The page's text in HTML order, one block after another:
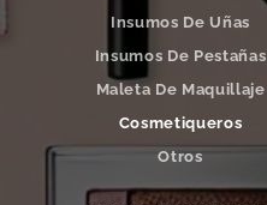
Insumos De Uñas
Insumos De Pestañas
Maleta De Maquillaje
Cosmetiqueros
Otros